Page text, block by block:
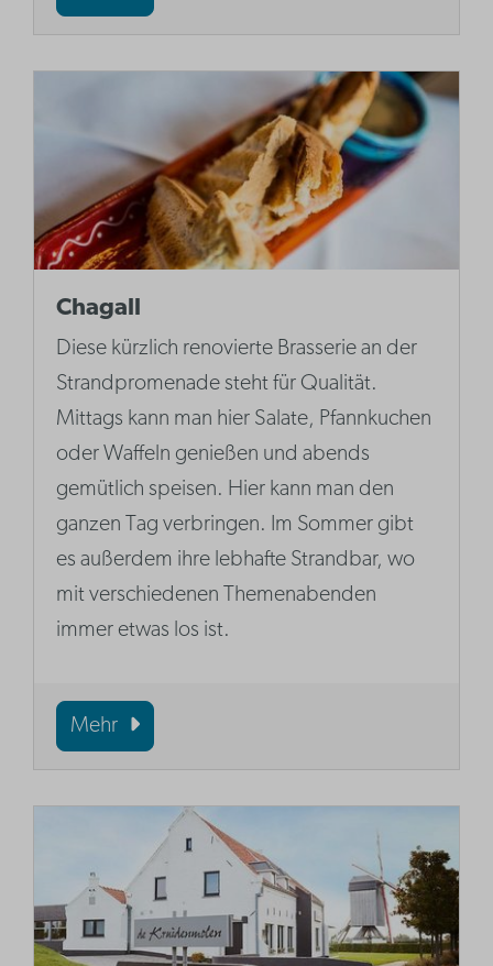
Chagall
Diese kürzlich renovierte Brasserie an der
Strandpromenade steht für Qualität.
Mittags kann man hier Salate, Pfannkuchen
oder Waffeln genießen und abends
gemütlich speisen. Hier kann man den
ganzen Tag verbringen. Im Sommer gibt
es außerdem ihre lebhafte Strandbar, wo
mit verschiedenen Themenabenden
immer etwas los ist.
Mehr